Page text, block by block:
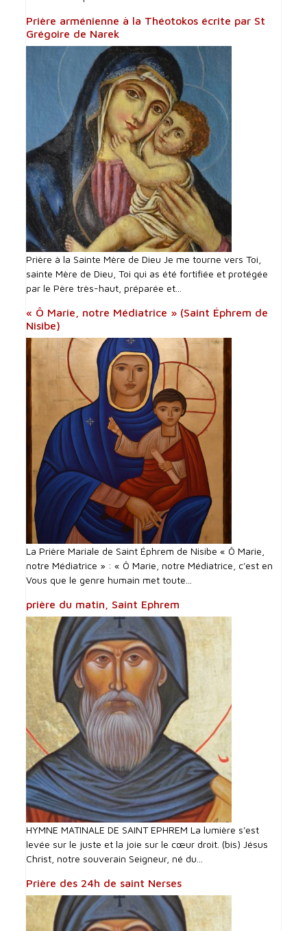
Prière arménienne à la Théotokos écrite par St
Grégoire de Narek
Prière à la Sainte Mère de Dieu Je me tourne vers Toi,
sainte Mère de Dieu, Toi qui as été fortifiée et protégée
par le Père très-haut, préparée et...
« Ô Marie, notre Médiatrice » (Saint Éphrem de
Nisibe)
La Prière Mariale de Saint Éphrem de Nisibe « Ô Marie,
notre Médiatrice » : « Ô Marie, notre Médiatrice, c'est en
Vous que le genre humain met toute...
prière du matin, Saint Ephrem
HYMNE MATINALE DE SAINT EPHREM La lumière s'est
levée sur le juste et la joie sur le cœur droit. (bis) Jésus
Christ, notre souverain Seigneur, né du...
Prière des 24h de saint Nerses